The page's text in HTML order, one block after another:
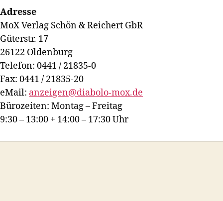
Adresse
MoX Verlag Schön & Reichert GbR
Güterstr. 17
26122 Oldenburg
Telefon: 0441 / 21835-0
Fax: 0441 / 21835-20
eMail: anzeigen@diabolo-mox.de
Bürozeiten: Montag – Freitag
9:30 – 13:00 + 14:00 – 17:30 Uhr